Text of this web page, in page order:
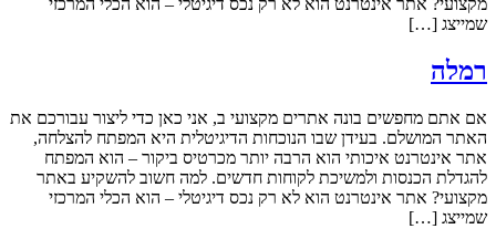
מקצועי? אתר אינטרנט הוא לא רק נכס דיגיטלי – הוא הכלי המרכזי
שמייצג […]
רמלה
אם אתם מחפשים בונה אתרים מקצועי ב, אני כאן כדי ליצור עבורכם את
האתר המושלם. בעידן שבו הנוכחות הדיגיטלית היא המפתח להצלחה,
אתר אינטרנט איכותי הוא הרבה יותר מכרטיס ביקור – הוא המפתח
להגדלת הכנסות ולמשיכת לקוחות חדשים. למה חשוב להשקיע באתר
מקצועי? אתר אינטרנט הוא לא רק נכס דיגיטלי – הוא הכלי המרכזי
שמייצג […]